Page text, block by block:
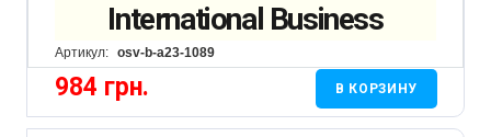
International Business
Артикул: osv-b-a23-1089
984 грн. В КОРЗИНУ